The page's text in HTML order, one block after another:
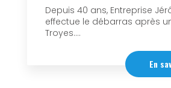
Depuis 40 ans, Entreprise
effectue le débarras après
Troyes....
En